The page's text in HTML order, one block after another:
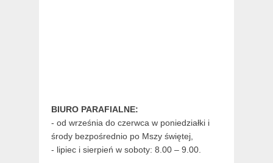
BIURO PARAFIALNE:
- od września do czerwca w poniedziałki i
środy bezpośrednio po Mszy świętej,
- lipiec i sierpień w soboty: 8.00 – 9.00.